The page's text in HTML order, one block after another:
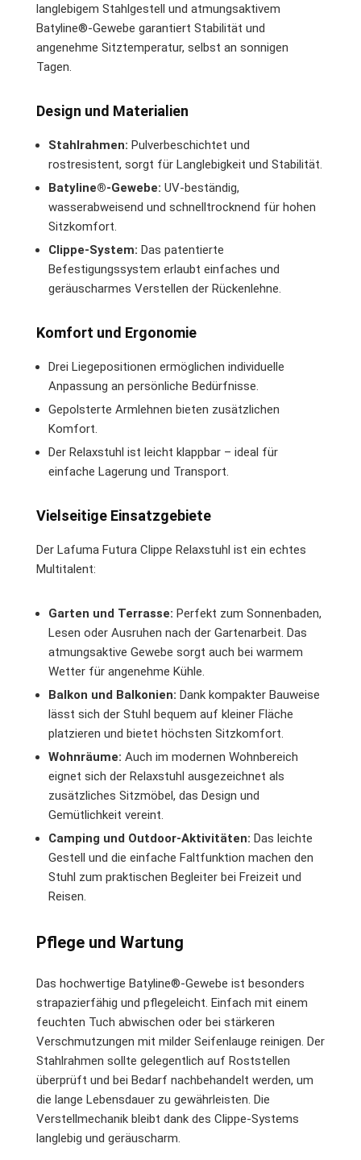
langlebigem Stahlgestell und atmungsaktivem
Batyline®-Gewebe garantiert Stabilität und
angenehme Sitztemperatur, selbst an sonnigen
Tagen.
Design und Materialien
Stahlrahmen: Pulverbeschichtet und
rostresistent, sorgt für Langlebigkeit und Stabilität.
Batyline®-Gewebe: UV-beständig,
wasserabweisend und schnelltrocknend für hohen
Sitzkomfort.
Clippe-System: Das patentierte
Befestigungssystem erlaubt einfaches und
geräuscharmes Verstellen der Rückenlehne.
Komfort und Ergonomie
Drei Liegepositionen ermöglichen individuelle
Anpassung an persönliche Bedürfnisse.
Gepolsterte Armlehnen bieten zusätzlichen
Komfort.
Der Relaxstuhl ist leicht klappbar – ideal für
einfache Lagerung und Transport.
Vielseitige Einsatzgebiete
Der Lafuma Futura Clippe Relaxstuhl ist ein echtes
Multitalent:
Garten und Terrasse: Perfekt zum Sonnenbaden,
Lesen oder Ausruhen nach der Gartenarbeit. Das
atmungsaktive Gewebe sorgt auch bei warmem
Wetter für angenehme Kühle.
Balkon und Balkonien: Dank kompakter Bauweise
lässt sich der Stuhl bequem auf kleiner Fläche
platzieren und bietet höchsten Sitzkomfort.
Wohnräume: Auch im modernen Wohnbereich
eignet sich der Relaxstuhl ausgezeichnet als
zusätzliches Sitzmöbel, das Design und
Gemütlichkeit vereint.
Camping und Outdoor-Aktivitäten: Das leichte
Gestell und die einfache Faltfunktion machen den
Stuhl zum praktischen Begleiter bei Freizeit und
Reisen.
Pflege und Wartung
Das hochwertige Batyline®-Gewebe ist besonders
strapazierfähig und pflegeleicht. Einfach mit einem
feuchten Tuch abwischen oder bei stärkeren
Verschmutzungen mit milder Seifenlauge reinigen. Der
Stahlrahmen sollte gelegentlich auf Roststellen
überprüft und bei Bedarf nachbehandelt werden, um
die lange Lebensdauer zu gewährleisten. Die
Verstellmechanik bleibt dank des Clippe-Systems
langlebig und geräuscharm.